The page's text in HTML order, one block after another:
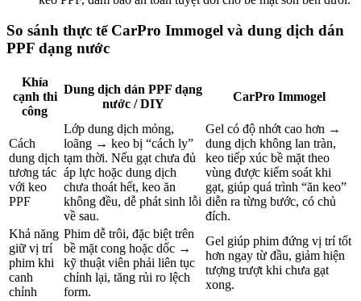
So sánh thực tếCarPro Immogel và dung dịch dán
PPF dạng nước
Khía
cạnh thi
công
Dung dịch dán PPF dạng
nước / DIY
CarPro Immogel
Cách
dung dịch
tương tác
với keo
PPF
Lớp dung dịch mỏng,
loãng → keo bị “cách ly”
tạm thời. Nếu gạt chưa đủ
áp lực hoặc dung dịch
chưa thoát hết, keo ăn
không đều, dễ phát sinh lỗi
về sau.
Gel có độ nhớt cao hơn →
dung dịch không lan tràn,
keo tiếp xúc bề mặt theo
vùng được kiểm soát khi
gạt, giúp quá trình “ăn keo”
diễn ra từng bước, có chủ
đích.
Khả năng
giữ vị trí
phim khi
canh
chỉnh
Phim dễ trôi, đặc biệt trên
bề mặt cong hoặc dốc →
kỹ thuật viên phải liên tục
chỉnh lại, tăng rủi ro lệch
form.
Gel giúp phim đứng vị trí tốt
hơn ngay từ đầu, giảm hiện
tượng trượt khi chưa gạt
xong.